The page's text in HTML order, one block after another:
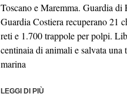
Toscano e Maremma. Guardia di
Guardia Costiera recuperano 21
reti e 1.700 trappole per polpi.
centinaia di animali e salvata una
marina
LEGGI DI PIÙ